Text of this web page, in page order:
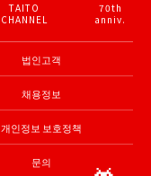
TAITO
CHANNEL
70th
anniv.
법인고객
채용정보
개인정보 보호정책
문의